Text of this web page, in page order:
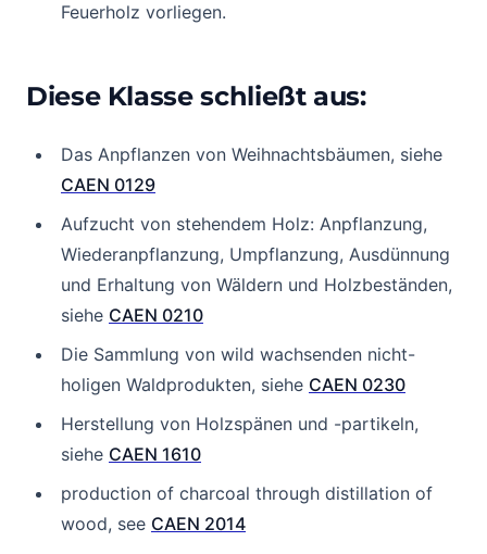
Feuerholz vorliegen.
Diese Klasse schließt aus:
Das Anpflanzen von Weihnachtsbäumen, siehe
CAEN 0129
Aufzucht von stehendem Holz: Anpflanzung,
Wiederanpflanzung, Umpflanzung, Ausdünnung
und Erhaltung von Wäldern und Holzbeständen,
siehe CAEN 0210
Die Sammlung von wild wachsenden nicht-
holigen Waldprodukten, siehe CAEN 0230
Herstellung von Holzspänen und -partikeln,
siehe CAEN 1610
production of charcoal through distillation of
wood, see CAEN 2014